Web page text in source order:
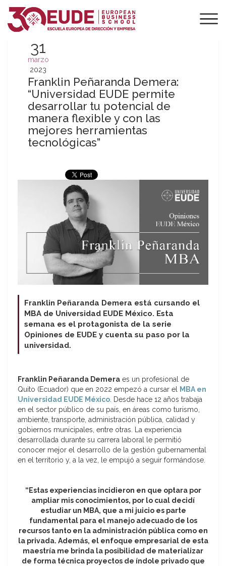
31
marzo
2023
Franklin Peñaranda Demera:
“Universidad EUDE permite
desarrollar tu potencial de
manera flexible y con las
mejores herramientas
tecnológicas”
Franklin Peñaranda Demera está cursando el
MBA de Universidad EUDE México. Esta
semana es el protagonista de la serie
Opiniones de EUDE y cuenta su paso por la
universidad.
Franklin Peñaranda Demera es un profesional de
Quito (Ecuador) que en 2022 empezó a cursar el
MBA en
Universidad EUDE México . Desde hace 12 años trabaja
en el sector público de su país, en áreas como turismo,
ambiente, transporte, administración pública, calidad y
gobiernos municipales, entre otras. La experiencia
desarrollada durante su carrera laboral le permitió
conocer mejor el desarrollo de la gestión gubernamental
en el territorio y, a la vez, le empujó a seguir formándose.
“Estas experiencias incidieron en que optara por
ampliar mis conocimientos, por lo cual decidí
estudiar un MBA, que a mi juicio es parte
fundamental para el manejo adecuado de los
recursos tanto en la administración pública como en
la privada. Además, el enfoque empresarial de esta
maestría me brinda la posibilidad de materializar
de forma técnica proyectos de índole privado que